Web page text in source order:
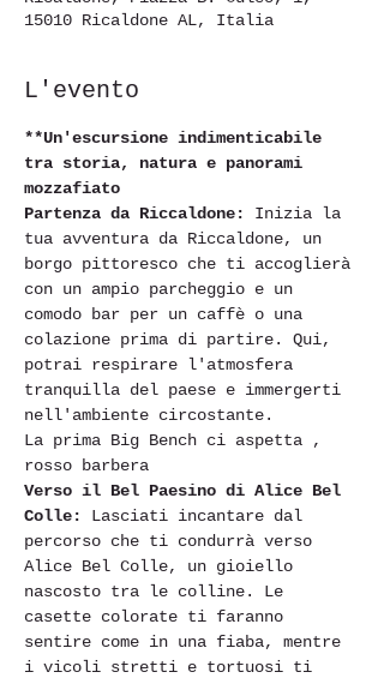
15010 Ricaldone AL, Italia
L'evento
**Un'escursione indimenticabile
tra storia, natura e panorami
mozzafiato
Partenza da Riccaldone:
Inizia la
tua avventura da Riccaldone, un
borgo pittoresco che ti accoglierà
con un ampio parcheggio e un
comodo bar per un caffè o una
colazione prima di partire. Qui,
potrai respirare l'atmosfera
tranquilla del paese e immergerti
nell'ambiente circostante.
La prima Big Bench ci aspetta ,
rosso barbera
Verso il Bel Paesino di Alice Bel
Colle:
Lasciati incantare dal
percorso che ti condurrà verso
Alice Bel Colle, un gioiello
nascosto tra le colline. Le
casette colorate ti faranno
sentire come in una fiaba, mentre
i vicoli stretti e tortuosi ti